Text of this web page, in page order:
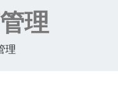
理
理